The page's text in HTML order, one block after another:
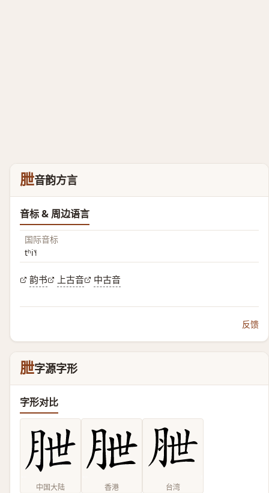
朑音韵方言
音标 & 周边语言
国际音标
tʰi˥˧
韵书 上古音 中古音
反馈
朑字源字形
字形对比
中国大陆 香港 台湾